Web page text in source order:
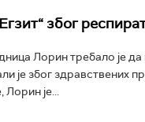
због
Лорин требало је да
је због здравствених
Лорин је...